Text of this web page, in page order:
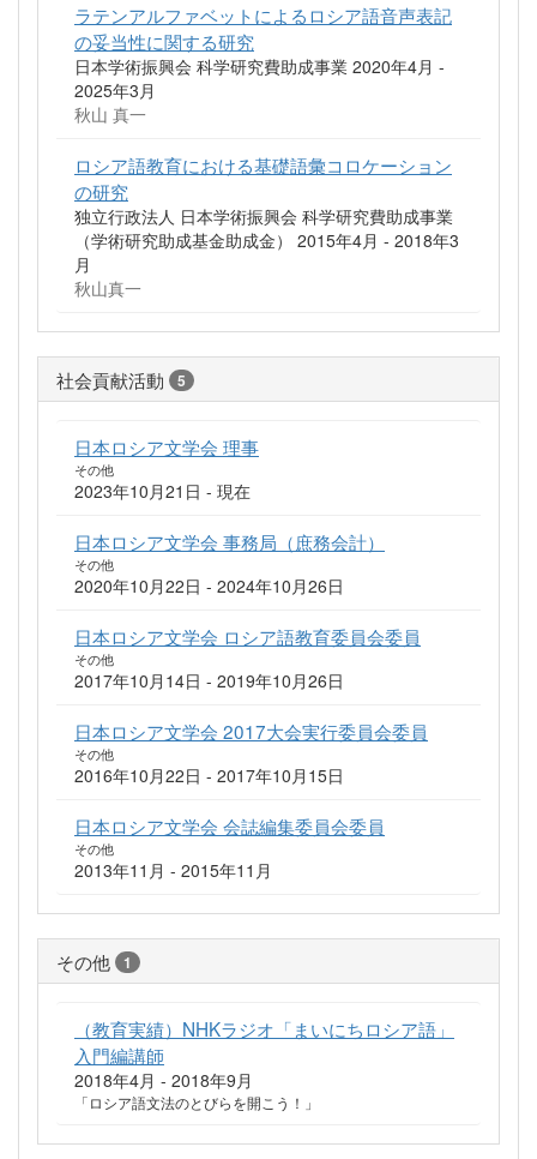
ラテンアルファベットによるロシア語音声表記
の妥当性に関する研究
日本学術振興会 科学研究費助成事業 2020年4月 -
2025年3月
秋山 真一
ロシア語教育における基礎語彙コロケーション
の研究
独立行政法人 日本学術振興会 科学研究費助成事業
（学術研究助成基金助成金） 2015年4月 - 2018年3
月
秋山真一
社会貢献活動 5
日本ロシア文学会 理事
その他
2023年10月21日 - 現在
日本ロシア文学会 事務局（庶務会計）
その他
2020年10月22日 - 2024年10月26日
日本ロシア文学会 ロシア語教育委員会委員
その他
2017年10月14日 - 2019年10月26日
日本ロシア文学会 2017大会実行委員会委員
その他
2016年10月22日 - 2017年10月15日
日本ロシア文学会 会誌編集委員会委員
その他
2013年11月 - 2015年11月
その他 1
（教育実績）NHKラジオ「まいにちロシア語」
入門編講師
2018年4月 - 2018年9月
「ロシア語文法のとびらを開こう！」